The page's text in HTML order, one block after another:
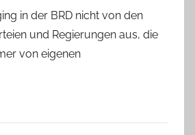
in der BRD nicht von den
und Regierungen aus, die
von eigenen